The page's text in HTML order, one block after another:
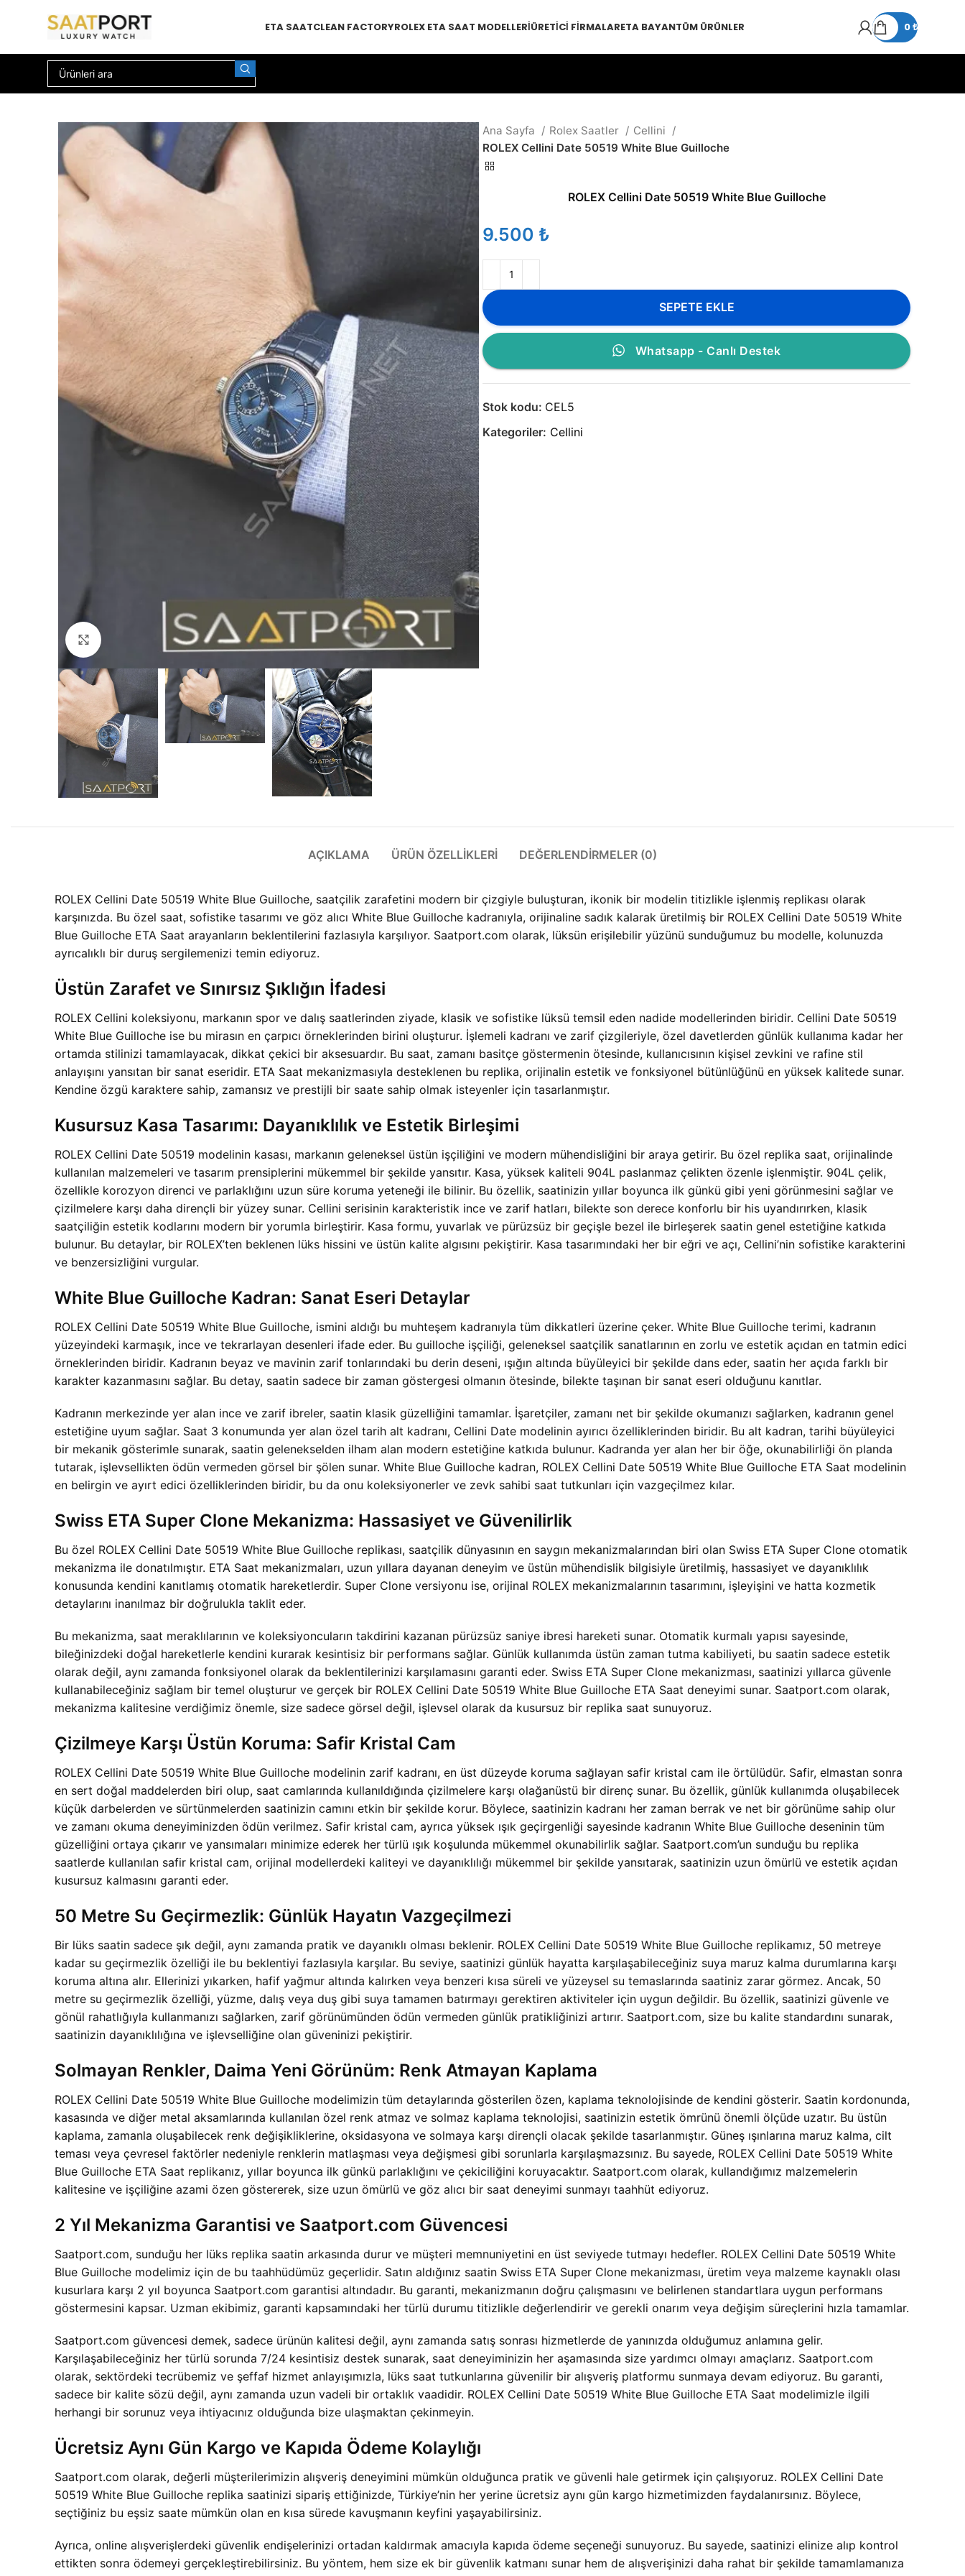
ETA SAATCLEAN FACTORYROLEX ETA SAAT MODELLERIÜRETICI FIRMALARETA BAYANTÜM ÜRÜNLER 0₺
Büyütmek için tıklayın
Ana Sayfa Rolex Saatler
Cellini
ROLEX Cellini Date 50519 White Blue Guilloche
ROLEX Cellini Date 50519 White Blue Guilloche
₺
SEPETE EKLE
Whatsapp - Canlı Destek
Stok kodu: CEL5
Kategoriler: Cellini
AÇIKLAMA ÜRÜN ÖZELLIKLERI DEĞERLENDIRMELER (0)
ROLEX Cellini Date 50519 White Blue Guilloche, saatçilik zarafetini modern bir çizgiyle buluşturan, ikonik bir modelin titizlikle işlenmiş replikası olarak
karşınızda. Bu özel saat, sofistike tasarımı ve göz alıcı White Blue Guilloche kadranıyla, orijinaline sadık kalarak üretilmiş bir ROLEX Cellini Date 50519 White
Blue Guilloche ETA Saat arayanların beklentilerini fazlasıyla karşılıyor. Saatport.com olarak, lüksün erişilebilir yüzünü sunduğumuz bu modelle, kolunuzda
ayrıcalıklı bir duruş sergilemenizi temin ediyoruz.
Üstün Zarafet ve Sınırsız Şıklığın İfadesi
ROLEX Cellini koleksiyonu, markanın spor ve dalış saatlerinden ziyade, klasik ve sofistike lüksü temsil eden nadide modellerinden biridir. Cellini Date 50519
White Blue Guilloche ise bu mirasın en çarpıcı örneklerinden birini oluşturur. İşlemeli kadranı ve zarif çizgileriyle, özel davetlerden günlük kullanıma kadar her
ortamda stilinizi tamamlayacak, dikkat çekici bir aksesuardır. Bu saat, zamanı basitçe göstermenin ötesinde, kullanıcısının kişisel zevkini ve rafine stil
anlayışını yansıtan bir sanat eseridir. ETA Saat mekanizmasıyla desteklenen bu replika, orijinalin estetik ve fonksiyonel bütünlüğünü en yüksek kalitede sunar.
Kendine özgü karaktere sahip, zamansız ve prestijli bir saate sahip olmak isteyenler için tasarlanmıştır.
Kusursuz Kasa Tasarımı: Dayanıklılık ve Estetik Birleşimi
ROLEX Cellini Date 50519 modelinin kasası, markanın geleneksel üstün işçiliğini ve modern mühendisliğini bir araya getirir. Bu özel replika saat, orijinalinde
kullanılan malzemeleri ve tasarım prensiplerini mükemmel bir şekilde yansıtır. Kasa, yüksek kaliteli 904L paslanmaz çelikten özenle işlenmiştir. 904L çelik,
özellikle korozyon direnci ve parlaklığını uzun süre koruma yeteneği ile bilinir. Bu özellik, saatinizin yıllar boyunca ilk günkü gibi yeni görünmesini sağlar ve
çizilmelere karşı daha dirençli bir yüzey sunar. Cellini serisinin karakteristik ince ve zarif hatları, bilekte son derece konforlu bir his uyandırırken, klasik
saatçiliğin estetik kodlarını modern bir yorumla birleştirir. Kasa formu, yuvarlak ve pürüzsüz bir geçişle bezel ile birleşerek saatin genel estetiğine katkıda
bulunur. Bu detaylar, bir ROLEX’ten beklenen lüks hissini ve üstün kalite algısını pekiştirir. Kasa tasarımındaki her bir eğri ve açı, Cellini’nin sofistike karakterini
ve benzersizliğini vurgular.
White Blue Guilloche Kadran: Sanat Eseri Detaylar
ROLEX Cellini Date 50519 White Blue Guilloche, ismini aldığı bu muhteşem kadranıyla tüm dikkatleri üzerine çeker. White Blue Guilloche terimi, kadranın
yüzeyindeki karmaşık, ince ve tekrarlayan desenleri ifade eder. Bu guilloche işçiliği, geleneksel saatçilik sanatlarının en zorlu ve estetik açıdan en tatmin edici
örneklerinden biridir. Kadranın beyaz ve mavinin zarif tonlarındaki bu derin deseni, ışığın altında büyüleyici bir şekilde dans eder, saatin her açıda farklı bir
karakter kazanmasını sağlar. Bu detay, saatin sadece bir zaman göstergesi olmanın ötesinde, bilekte taşınan bir sanat eseri olduğunu kanıtlar.
Kadranın merkezinde yer alan ince ve zarif ibreler, saatin klasik güzelliğini tamamlar. İşaretçiler, zamanı net bir şekilde okumanızı sağlarken, kadranın genel
estetiğine uyum sağlar. Saat 3 konumunda yer alan özel tarih alt kadranı, Cellini Date modelinin ayırıcı özelliklerinden biridir. Bu alt kadran, tarihi büyüleyici
bir mekanik gösterimle sunarak, saatin gelenekselden ilham alan modern estetiğine katkıda bulunur. Kadranda yer alan her bir öğe, okunabilirliği ön planda
tutarak, işlevsellikten ödün vermeden görsel bir şölen sunar. White Blue Guilloche kadran, ROLEX Cellini Date 50519 White Blue Guilloche ETA Saat modelinin
en belirgin ve ayırt edici özelliklerinden biridir, bu da onu koleksiyonerler ve zevk sahibi saat tutkunları için vazgeçilmez kılar.
Swiss ETA Super Clone Mekanizma: Hassasiyet ve Güvenilirlik
Bu özel ROLEX Cellini Date 50519 White Blue Guilloche replikası, saatçilik dünyasının en saygın mekanizmalarından biri olan Swiss ETA Super Clone otomatik
mekanizma ile donatılmıştır. ETA Saat mekanizmaları, uzun yıllara dayanan deneyim ve üstün mühendislik bilgisiyle üretilmiş, hassasiyet ve dayanıklılık
konusunda kendini kanıtlamış otomatik hareketlerdir. Super Clone versiyonu ise, orijinal ROLEX mekanizmalarının tasarımını, işleyişini ve hatta kozmetik
detaylarını inanılmaz bir doğrulukla taklit eder.
Bu mekanizma, saat meraklılarının ve koleksiyoncuların takdirini kazanan pürüzsüz saniye ibresi hareketi sunar. Otomatik kurmalı yapısı sayesinde,
bileğinizdeki doğal hareketlerle kendini kurarak kesintisiz bir performans sağlar. Günlük kullanımda üstün zaman tutma kabiliyeti, bu saatin sadece estetik
olarak değil, aynı zamanda fonksiyonel olarak da beklentilerinizi karşılamasını garanti eder. Swiss ETA Super Clone mekanizması, saatinizi yıllarca güvenle
kullanabileceğiniz sağlam bir temel oluşturur ve gerçek bir ROLEX Cellini Date 50519 White Blue Guilloche ETA Saat deneyimi sunar. Saatport.com olarak,
mekanizma kalitesine verdiğimiz önemle, size sadece görsel değil, işlevsel olarak da kusursuz bir replika saat sunuyoruz.
Çizilmeye Karşı Üstün Koruma: Safir Kristal Cam
ROLEX Cellini Date 50519 White Blue Guilloche modelinin zarif kadranı, en üst düzeyde koruma sağlayan safir kristal cam ile örtülüdür. Safir, elmastan sonra
en sert doğal maddelerden biri olup, saat camlarında kullanıldığında çizilmelere karşı olağanüstü bir direnç sunar. Bu özellik, günlük kullanımda oluşabilecek
küçük darbelerden ve sürtünmelerden saatinizin camını etkin bir şekilde korur. Böylece, saatinizin kadranı her zaman berrak ve net bir görünüme sahip olur
ve zamanı okuma deneyiminizden ödün verilmez. Safir kristal cam, ayrıca yüksek ışık geçirgenliği sayesinde kadranın White Blue Guilloche deseninin tüm
güzelliğini ortaya çıkarır ve yansımaları minimize ederek her türlü ışık koşulunda mükemmel okunabilirlik sağlar. Saatport.com’un sunduğu bu replika
saatlerde kullanılan safir kristal cam, orijinal modellerdeki kaliteyi ve dayanıklılığı mükemmel bir şekilde yansıtarak, saatinizin uzun ömürlü ve estetik açıdan
kusursuz kalmasını garanti eder.
50 Metre Su Geçirmezlik: Günlük Hayatın Vazgeçilmezi
Bir lüks saatin sadece şık değil, aynı zamanda pratik ve dayanıklı olması beklenir. ROLEX Cellini Date 50519 White Blue Guilloche replikamız, 50 metreye
kadar su geçirmezlik özelliği ile bu beklentiyi fazlasıyla karşılar. Bu seviye, saatinizi günlük hayatta karşılaşabileceğiniz suya maruz kalma durumlarına karşı
koruma altına alır. Ellerinizi yıkarken, hafif yağmur altında kalırken veya benzeri kısa süreli ve yüzeysel su temaslarında saatiniz zarar görmez. Ancak, 50
metre su geçirmezlik özelliği, yüzme, dalış veya duş gibi suya tamamen batırmayı gerektiren aktiviteler için uygun değildir. Bu özellik, saatinizi güvenle ve
gönül rahatlığıyla kullanmanızı sağlarken, zarif görünümünden ödün vermeden günlük pratikliğinizi artırır. Saatport.com, size bu kalite standardını sunarak,
saatinizin dayanıklılığına ve işlevselliğine olan güveninizi pekiştirir.
Solmayan Renkler, Daima Yeni Görünüm: Renk Atmayan Kaplama
ROLEX Cellini Date 50519 White Blue Guilloche modelimizin tüm detaylarında gösterilen özen, kaplama teknolojisinde de kendini gösterir. Saatin kordonunda,
kasasında ve diğer metal aksamlarında kullanılan özel renk atmaz ve solmaz kaplama teknolojisi, saatinizin estetik ömrünü önemli ölçüde uzatır. Bu üstün
kaplama, zamanla oluşabilecek renk değişikliklerine, oksidasyona ve solmaya karşı dirençli olacak şekilde tasarlanmıştır. Güneş ışınlarına maruz kalma, cilt
teması veya çevresel faktörler nedeniyle renklerin matlaşması veya değişmesi gibi sorunlarla karşılaşmazsınız. Bu sayede, ROLEX Cellini Date 50519 White
Blue Guilloche ETA Saat replikanız, yıllar boyunca ilk günkü parlaklığını ve çekiciliğini koruyacaktır. Saatport.com olarak, kullandığımız malzemelerin
kalitesine ve işçiliğine azami özen göstererek, size uzun ömürlü ve göz alıcı bir saat deneyimi sunmayı taahhüt ediyoruz.
2 Yıl Mekanizma Garantisi ve Saatport.com Güvencesi
Saatport.com, sunduğu her lüks replika saatin arkasında durur ve müşteri memnuniyetini en üst seviyede tutmayı hedefler. ROLEX Cellini Date 50519 White
Blue Guilloche modelimiz için de bu taahhüdümüz geçerlidir. Satın aldığınız saatin Swiss ETA Super Clone mekanizması, üretim veya malzeme kaynaklı olası
kusurlara karşı 2 yıl boyunca Saatport.com garantisi altındadır. Bu garanti, mekanizmanın doğru çalışmasını ve belirlenen standartlara uygun performans
göstermesini kapsar. Uzman ekibimiz, garanti kapsamındaki her türlü durumu titizlikle değerlendirir ve gerekli onarım veya değişim süreçlerini hızla tamamlar.
Saatport.com güvencesi demek, sadece ürünün kalitesi değil, aynı zamanda satış sonrası hizmetlerde de yanınızda olduğumuz anlamına gelir.
Karşılaşabileceğiniz her türlü sorunda 7/24 kesintisiz destek sunarak, saat deneyiminizin her aşamasında size yardımcı olmayı amaçlarız. Saatport.com
olarak, sektördeki tecrübemiz ve şeffaf hizmet anlayışımızla, lüks saat tutkunlarına güvenilir bir alışveriş platformu sunmaya devam ediyoruz. Bu garanti,
sadece bir kalite sözü değil, aynı zamanda uzun vadeli bir ortaklık vaadidir. ROLEX Cellini Date 50519 White Blue Guilloche ETA Saat modelimizle ilgili
herhangi bir sorunuz veya ihtiyacınız olduğunda bize ulaşmaktan çekinmeyin.
Ücretsiz Aynı Gün Kargo ve Kapıda Ödeme Kolaylığı
Saatport.com olarak, değerli müşterilerimizin alışveriş deneyimini mümkün olduğunca pratik ve güvenli hale getirmek için çalışıyoruz. ROLEX Cellini Date
50519 White Blue Guilloche replika saatinizi sipariş ettiğinizde, Türkiye’nin her yerine ücretsiz aynı gün kargo hizmetimizden faydalanırsınız. Böylece,
seçtiğiniz bu eşsiz saate mümkün olan en kısa sürede kavuşmanın keyfini yaşayabilirsiniz.
Ayrıca, online alışverişlerdeki güvenlik endişelerinizi ortadan kaldırmak amacıyla kapıda ödeme seçeneği sunuyoruz. Bu sayede, saatinizi elinize alıp kontrol
ettikten sonra ödemeyi gerçekleştirebilirsiniz. Bu yöntem, hem size ek bir güvenlik katmanı sunar hem de alışverişinizi daha rahat bir şekilde tamamlamanıza